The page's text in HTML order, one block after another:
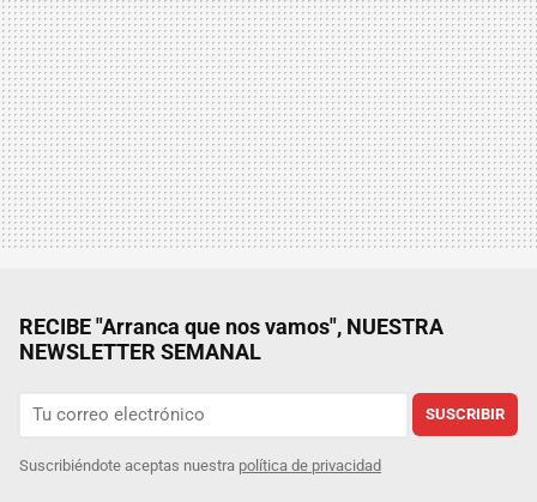
RECIBE "Arranca que nos vamos", NUESTRA
NEWSLETTER SEMANAL
SUSCRIBIR
Suscribiéndote aceptas nuestra política de privacidad